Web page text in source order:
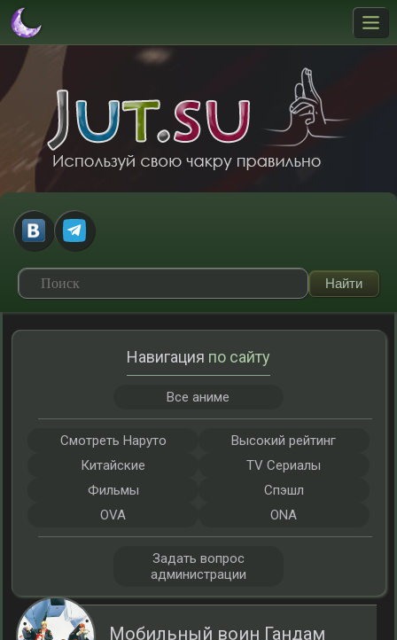
Мобильный воин Гандам
Навигация по сайту
Все аниме
Смотреть Наруто
Высокий рейтинг
Китайские
TV Сериалы
Фильмы
Спэшл
OVA
ONA
Задать вопрос
администрации